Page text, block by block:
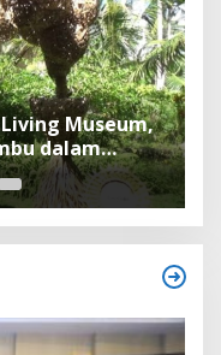
Museum,
dalam
Bali